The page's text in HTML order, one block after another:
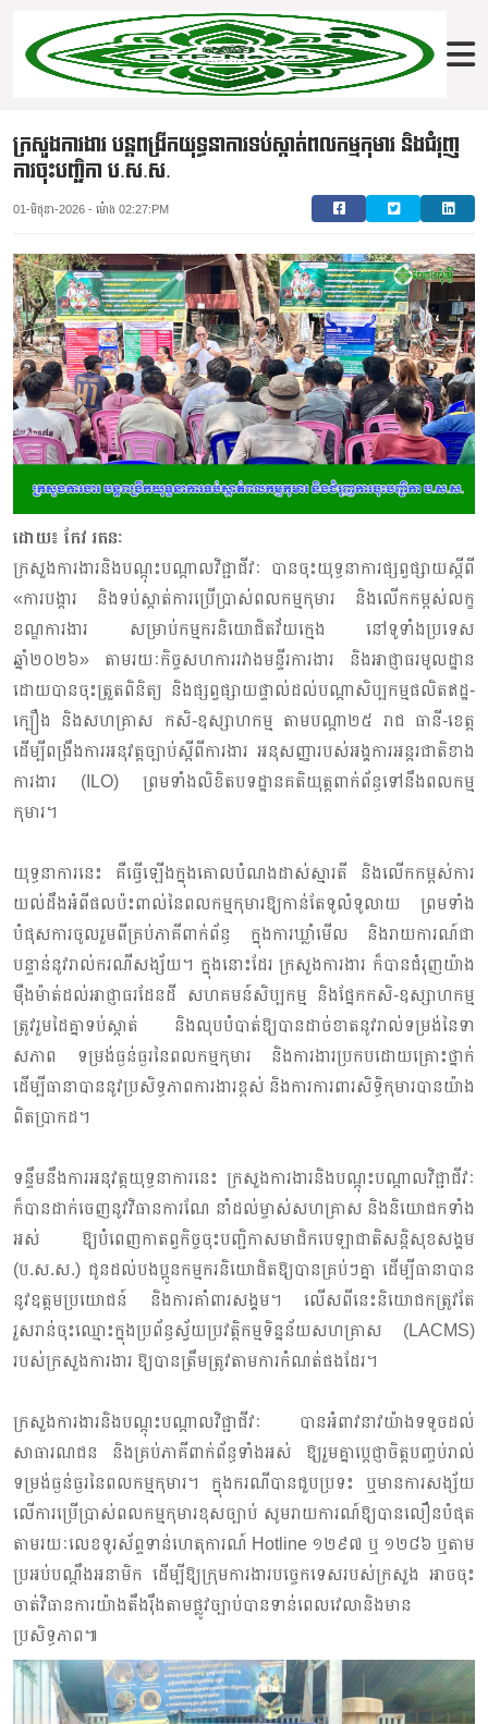
ក្រសួងការងារ បន្តពង្រីកយុទ្ធនាការទប់ស្កាត់ពលកម្មកុមារ និងជំរុញ
ការចុះបញ្ជិកា ប.ស.ស.
01-មិថុនា-2026 - ម៉ោង 02:27:PM
ដោយ៖ កែវ រតនៈ
ក្រសួងការងារនិងបណ្តុះបណ្តាលវិជ្ជាជីវៈ បានចុះយុទ្ធនាការផ្សព្វផ្សាយស្តីពី
«ការបង្ការ និងទប់ស្កាត់ការប្រើប្រាស់ពលកម្មកុមារ និងលើកកម្ពស់លក្ខ
ខណ្ឌការងារ សម្រាប់កម្មករនិយោជិតវ័យក្មេង នៅទូទាំងប្រទេស
ឆ្នាំ២០២៦» តាមរយៈកិច្ចសហការរវាងមន្ទីរការងារ និងអាជ្ញាធរមូលដ្ឋាន
ដោយបានចុះត្រួតពិនិត្យ និងផ្សព្វផ្សាយផ្ទាល់ដល់បណ្តាសិប្បកម្មផលិតឥដ្ឋ-
ក្បឿង និងសហគ្រាស កសិ-ឧស្សាហកម្ម តាមបណ្ដា២៥ រាជ ធានី-ខេត្ត
ដើម្បីពង្រឹងការអនុវត្តច្បាប់ស្តីពីការងារ អនុសញ្ញារបស់អង្គការអន្តរជាតិខាង
ការងារ (ILO) ព្រមទាំងលិខិតបទដ្ឋានគតិយុត្តពាក់ព័ន្ធទៅនឹងពលកម្ម
កុមារ។
យុទ្ធនាការនេះ គឺធ្វើឡើងក្នុងគោលបំណងដាស់ស្មារតី និងលើកកម្ពស់ការ
យល់ដឹងអំពីផលប៉ះពាល់នៃពលកម្មកុមារឱ្យកាន់តែទូលំទូលាយ ព្រមទាំង
បំផុសការចូលរួមពីគ្រប់ភាគីពាក់ព័ន្ធ ក្នុងការឃ្លាំមើល និងរាយការណ៍ជា
បន្ទាន់នូវរាល់ករណីសង្ស័យ។ ក្នុងនោះដែរ ក្រសួងការងារ ក៏បានជំរុញយ៉ាង
ម៉ឺងម៉ាត់ដល់អាជ្ញាធរដែនដី សហគមន៍សិប្បកម្ម និងផ្នែកកសិ-ឧស្សាហកម្ម
ត្រូវរួមដៃគ្នាទប់ស្កាត់ និងលុបបំបាត់ឱ្យបានដាច់ខាតនូវរាល់ទម្រង់នៃទា
សភាព ទម្រង់ធ្ងន់ធ្ងរនៃពលកម្មកុមារ និងការងារប្រកបដោយគ្រោះថ្នាក់
ដើម្បីធានាបាននូវប្រសិទ្ធភាពការងារខ្ពស់ និងការការពារសិទ្ធិកុមារបានយ៉ាង
ពិតប្រាកដ។
ទន្ទឹមនឹងការអនុវត្តយុទ្ធនាការនេះ ក្រសួងការងារនិងបណ្តុះបណ្តាលវិជ្ជាជីវៈ
ក៏បានដាក់ចេញនូវវិធានការណែ នាំដល់ម្ចាស់សហគ្រាស និងនិយោជកទាំង
អស់ ឱ្យបំពេញកាតព្វកិច្ចចុះបញ្ជិកាសមាជិកបេឡាជាតិសន្តិសុខសង្គម
(ប.ស.ស.) ជូនដល់បងប្អូនកម្មករនិយោជិតឱ្យបានគ្រប់ៗគ្នា ដើម្បីធានាបាន
នូវឧត្តមប្រយោជន៍ និងការគាំពារសង្គម។ លើសពីនេះនិយោជកត្រូវតែ
រួសរាន់ចុះឈ្មោះក្នុងប្រព័ន្ធស្វ័យប្រវត្តិកម្មទិន្នន័យសហគ្រាស (LACMS)
របស់ក្រសួងការងារ ឱ្យបានត្រឹមត្រូវតាមការកំណត់ផងដែរ។
ក្រសួងការងារនិងបណ្តុះបណ្តាលវិជ្ជាជីវៈ បានអំពាវនាវយ៉ាងទទូចដល់
សាធារណជន និងគ្រប់ភាគីពាក់ព័ន្ធទាំងអស់ ឱ្យរួមគ្នាប្តេជ្ញាចិត្តបញ្ចប់រាល់
ទម្រង់ធ្ងន់ធ្ងរនៃពលកម្មកុមារ។ ក្នុងករណីបានជួបប្រទះ ឬមានការសង្ស័យ
លើការប្រើប្រាស់ពលកម្មកុមារខុសច្បាប់ សូមរាយការណ៍ឱ្យបានលឿនបំផុត
តាមរយៈលេខទូរស័ព្ទទាន់ហេតុការណ៍ Hotline ១២៩៧ ឬ ១២៨៦ ឬតាម
ប្រអប់បណ្តឹងអនាមិក ដើម្បីឱ្យក្រុមការងារបច្ចេកទេសរបស់ក្រសួង អាចចុះ
ចាត់វិធានការយ៉ាងតឹងរ៉ឹងតាមផ្លូវច្បាប់បានទាន់ពេលវេលានិងមាន
ប្រសិទ្ធភាព៕